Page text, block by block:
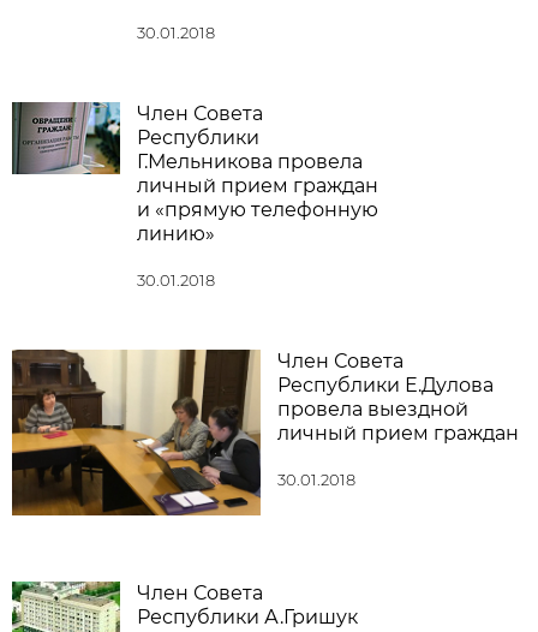
30.01.2018
Член Совета
Республики
Г.Мельникова провела
личный прием граждан
и «прямую телефонную
линию»
30.01.2018
Член Совета
Республики Е.Дулова
провела выездной
личный прием граждан
30.01.2018
Член Совета
Республики А.Гришук